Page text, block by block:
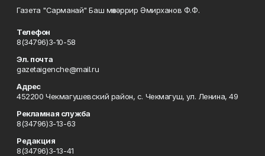
Газета "Сарманай" Баш мөхәррир Әмирханов Ф.Ф.
Телефон
8(34796)3-10-58
Эл. почта
gazetaigenche@mail.ru
Адрес
452200 Чекмагушевский район, с. Чекмагуш, ул. Ленина, 49
Рекламная служба
8(34796)3-13-63
Редакция
8(34796)3-13-41